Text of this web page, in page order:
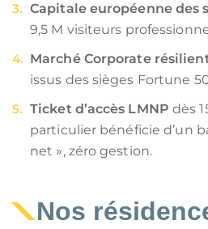
Capitale européenne des
9,5 M visiteurs
Marché Corporate
issus des sièges Fortune
Ticket d’accès LMNP dès
particulier bénéficie d’un
net », zéro gestion.
Nos